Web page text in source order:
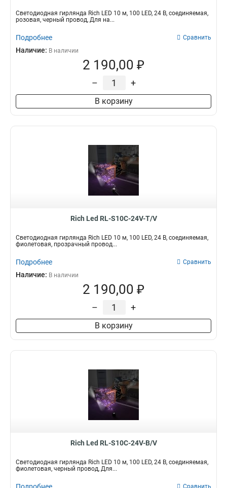
Светодиодная гирлянда Rich LED 10 м, 100 LED, 24 В, соединяемая,
розовая, черный провод, Для на...
Подробнее Сравнить
Наличие: В наличии
2 190,00 ₽
– +
В корзину
Rich Led RL-S10C-24V-T/V
Светодиодная гирлянда Rich LED 10 м, 100 LED, 24 В, соединяемая,
фиолетовая, прозрачный провод...
Подробнее Сравнить
Наличие: В наличии
2 190,00 ₽
– +
В корзину
Rich Led RL-S10C-24V-B/V
Светодиодная гирлянда Rich LED 10 м, 100 LED, 24 В, соединяемая,
фиолетовая, черный провод, Для...
Сравнить